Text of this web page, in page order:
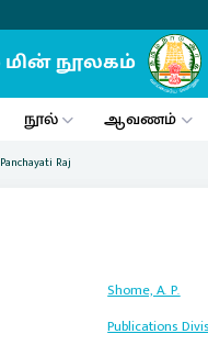
நூல் ஆவணம்
Panchayati Raj
Shome, A. P.
Publications